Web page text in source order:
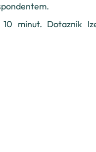
minut. Dotazník